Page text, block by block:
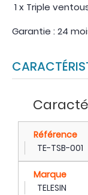
1 x Triple
Garantie : 24
Référence
TE-TSB-001
Marque
TELESIN